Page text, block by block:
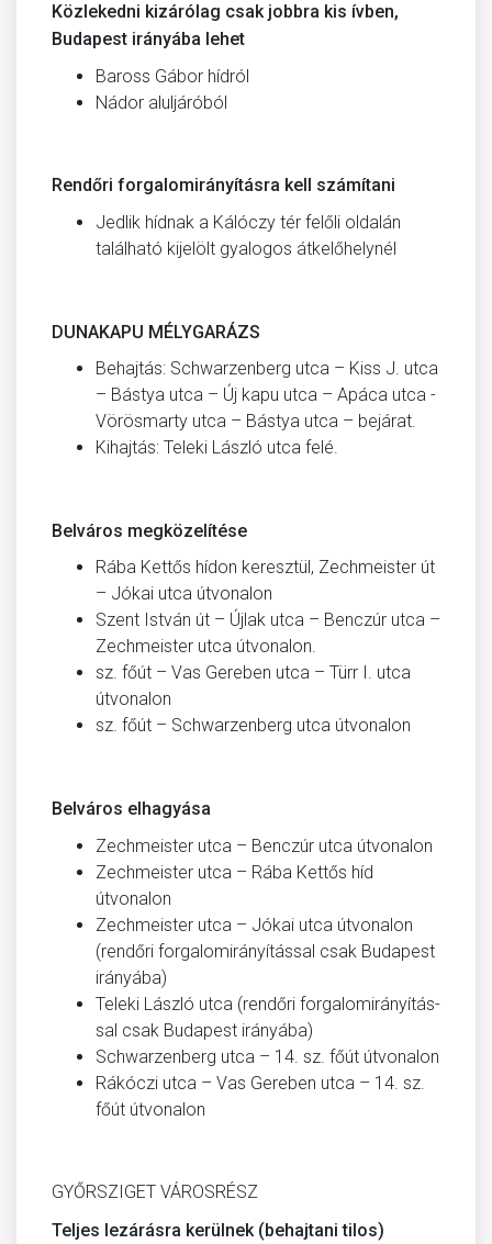
Közlekedni kizárólag csak jobbra kis ívben,
Budapest irányába lehet
Baross Gábor hídról
Nádor aluljáróból
Rendőri forgalomirányításra kell számítani
Jedlik hídnak a Kálóczy tér felőli oldalán
talál­ható kijelölt gyalogos átkelőhelynél
DUNAKAPU MÉLYGARÁZS
Behajtás: Schwarzenberg utca – Kiss J. utca
– Bástya utca – Új kapu utca – Apáca utca -
Vörösmarty utca – Bástya utca – bejárat.
Kihajtás: Teleki László utca felé.
Belváros megközelítése
Rába Kettős hídon keresztül, Zechmeister út
– Jókai utca útvonalon
Szent István út – Újlak utca – Benczúr utca –
Zechmeister utca útvonalon.
sz. főút – Vas Gereben utca – Türr I. utca
útvonalon
sz. főút – Schwarzenberg utca útvonalon
Belváros elhagyása
Zechmeister utca – Benczúr utca útvonalon
Zechmeister utca – Rába Kettős híd
útvonalon
Zechmeister utca – Jókai utca útvonalon
(rendőri forgalomirányítással csak Budapest
irányába)
Teleki László utca (rendőri forgalomirányítás­
sal csak Budapest irányába)
Schwarzenberg utca – 14. sz. főút útvonalon
Rákóczi utca – Vas Gereben utca – 14. sz.
főút útvonalon
GYŐRSZIGET VÁROSRÉSZ
Teljes lezárásra kerülnek (behajtani tilos)